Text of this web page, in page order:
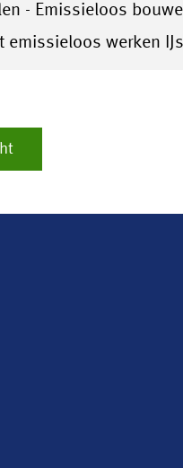
- Emissieloos
emissieloos werken